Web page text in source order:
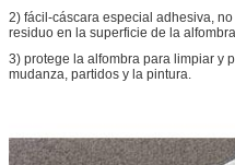
2) fácil-cáscara especial adhesiva,
residuo en la superficie de la
3) protege la alfombra para limpiar y
mudanza, partidos y la pintura.